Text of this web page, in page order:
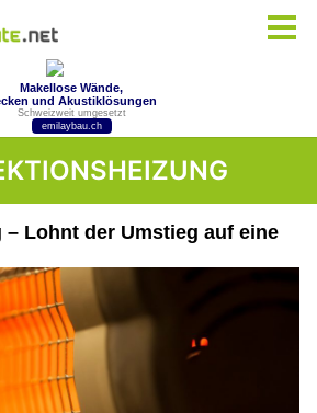
Lohnt der Umstieg auf eine